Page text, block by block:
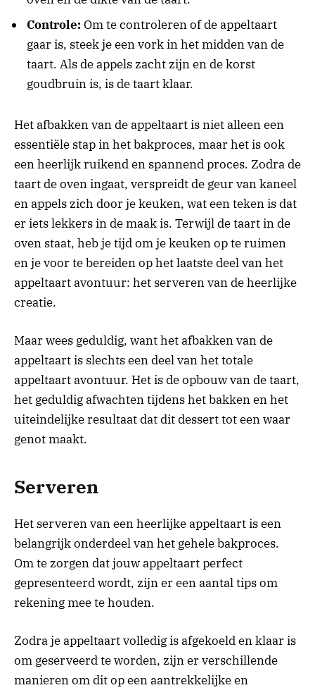
Controle: Om te controleren of de appeltaart
gaar is, steek je een vork in het midden van de
taart. Als de appels zacht zijn en de korst
goudbruin is, is de taart klaar.
Het afbakken van de appeltaart is niet alleen een
essentiële stap in het bakproces, maar het is ook
een heerlijk ruikend en spannend proces. Zodra de
taart de oven ingaat, verspreidt de geur van kaneel
en appels zich door je keuken, wat een teken is dat
er iets lekkers in de maak is. Terwijl de taart in de
oven staat, heb je tijd om je keuken op te ruimen
en je voor te bereiden op het laatste deel van het
appeltaart avontuur: het serveren van de heerlijke
creatie.
Maar wees geduldig, want het afbakken van de
appeltaart is slechts een deel van het totale
appeltaart avontuur. Het is de opbouw van de taart,
het geduldig afwachten tijdens het bakken en het
uiteindelijke resultaat dat dit dessert tot een waar
genot maakt.
Serveren
Het serveren van een heerlijke appeltaart is een
belangrijk onderdeel van het gehele bakproces.
Om te zorgen dat jouw appeltaart perfect
gepresenteerd wordt, zijn er een aantal tips om
rekening mee te houden.
Zodra je appeltaart volledig is afgekoeld en klaar is
om geserveerd te worden, zijn er verschillende
manieren om dit op een aantrekkelijke en